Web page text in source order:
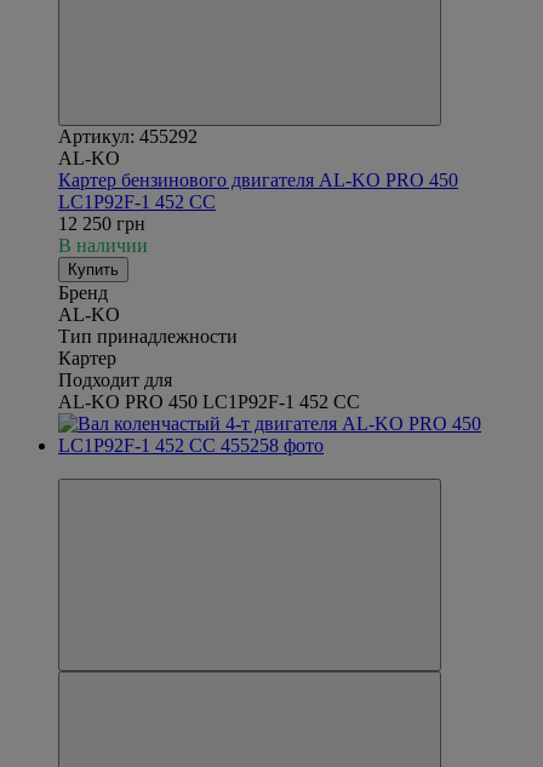
Артикул: 455292
AL-KO
Картер бензинового двигателя AL-KO PRO 450
LC1P92F-1 452 CC
12 250 грн
В наличии
Купить
Бренд
AL-KO
Тип принадлежности
Картер
Подходит для
AL-KO PRO 450 LC1P92F-1 452 CC